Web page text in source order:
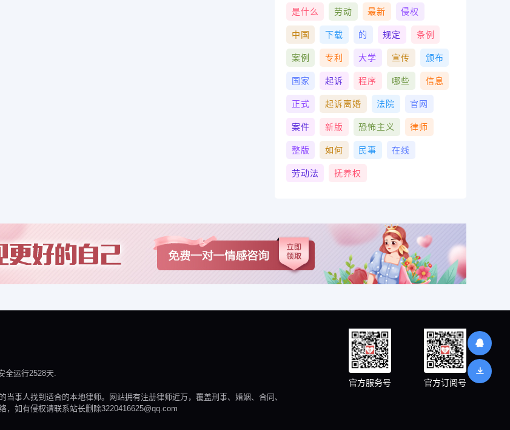
是什么 劳动 最新 侵权
中国 下载 的 规定 条例
案例 专利 大学 宣传 颁布
国家 起诉 程序 哪些 信息
正式 起诉离婚 法院 官网
案件 新版 恐怖主义 律师
整版 如何 民事 在线
劳动法 抚养权
官方服务号 官方订阅号
全运行2528天.
事人找到适合的本地律师。网站拥有注册律师近万，覆盖刑事、婚姻、合同、
，如有侵权请联系站长删除3220416625@qq.com